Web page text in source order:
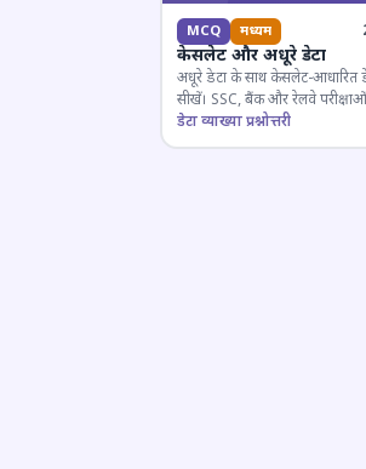
MCQ मध्यम
केसलेट और अधूरे डेटा
अधूरे डेटा के साथ केसलेट-आधारित
सीखें। SSC, बैंक और रेलवे
महत्वपूर्ण।
डेटा व्याख्या प्रश्नोत्तरी